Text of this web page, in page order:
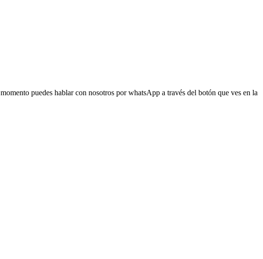
puedes hablar con nosotros por whatsApp a través del botón que ves en la